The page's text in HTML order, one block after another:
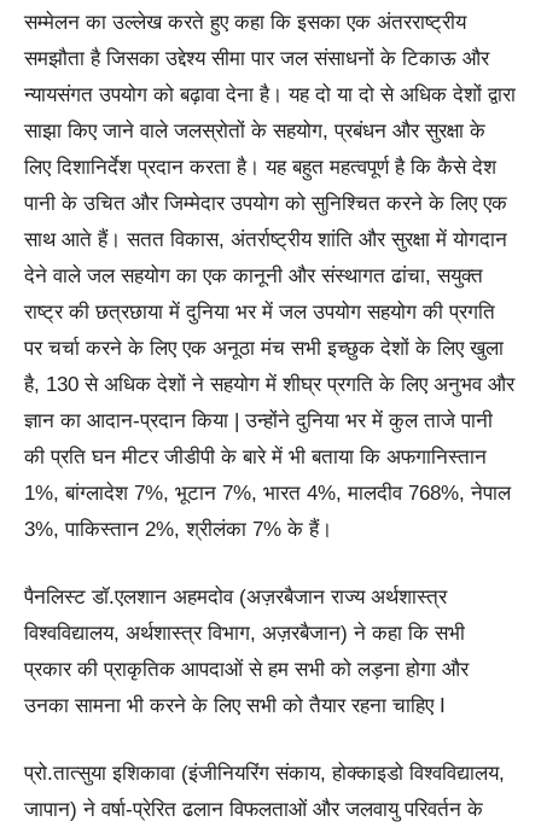
सम्मेलन का उल्लेख करते हुए कहा कि इसका एक अंतरराष्ट्रीय
समझौता है जिसका उद्देश्य सीमा पार जल संसाधनों के टिकाऊ और
न्यायसंगत उपयोग को बढ़ावा देना है। यह दो या दो से अधिक देशों द्वारा
साझा किए जाने वाले जलस्रोतों के सहयोग, प्रबंधन और सुरक्षा के
लिए दिशानिर्देश प्रदान करता है। यह बहुत महत्वपूर्ण है कि कैसे देश
पानी के उचित और जिम्मेदार उपयोग को सुनिश्चित करने के लिए एक
साथ आते हैं। सतत विकास, अंतर्राष्ट्रीय शांति और सुरक्षा में योगदान
देने वाले जल सहयोग का एक कानूनी और संस्थागत ढांचा, सयुक्त
राष्ट्र की छत्रछाया में दुनिया भर में जल उपयोग सहयोग की प्रगति
पर चर्चा करने के लिए एक अनूठा मंच सभी इच्छुक देशों के लिए खुला
है, 130 से अधिक देशों ने सहयोग में शीघ्र प्रगति के लिए अनुभव और
ज्ञान का आदान-प्रदान किया | उन्होंने दुनिया भर में कुल ताजे पानी
की प्रति घन मीटर जीडीपी के बारे में भी बताया कि अफगानिस्तान
1%, बांग्लादेश 7%, भूटान 7%, भारत 4%, मालदीव 768%, नेपाल
3%, पाकिस्तान 2%, श्रीलंका 7% के हैं।
पैनलिस्ट डॉ.एलशान अहमदोव (अज़रबैजान राज्य अर्थशास्त्र
विश्वविद्यालय, अर्थशास्त्र विभाग, अज़रबैजान) ने कहा कि सभी
प्रकार की प्राकृतिक आपदाओं से हम सभी को लड़ना होगा और
उनका सामना भी करने के लिए सभी को तैयार रहना चाहिए I
प्रो.तात्सुया इशिकावा (इंजीनियरिंग संकाय, होक्काइडो विश्वविद्यालय,
जापान) ने वर्षा-प्रेरित ढलान विफलताओं और जलवायु परिवर्तन के